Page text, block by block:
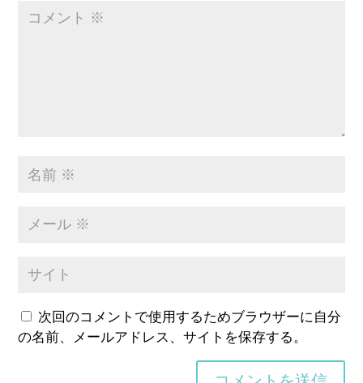
次回のコメントで使用するためブラウザーに自分
の名前、メールアドレス、サイトを保存する。